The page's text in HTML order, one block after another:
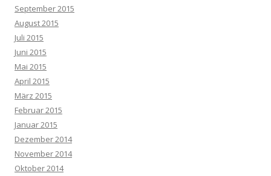
September 2015
August 2015
Juli 2015
Juni 2015
Mai 2015
April 2015
März 2015
Februar 2015
Januar 2015
Dezember 2014
November 2014
Oktober 2014